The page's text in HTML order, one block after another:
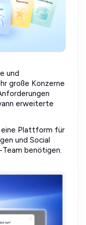
und
große Konzerne
erweiterte
eine Plattform für
und Social
Team benötigen.